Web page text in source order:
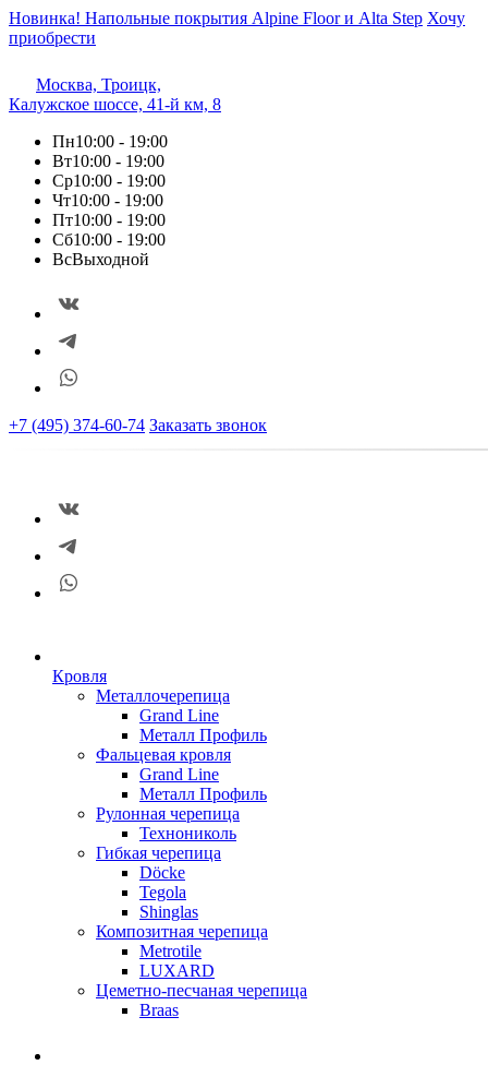
Новинка! Напольные покрытия Alpine Floor и Alta Step Хочу
приобрести
Москва, Троицк,
Калужское шоссе, 41-й км, 8
Пн10:00 - 19:00
Вт10:00 - 19:00
Ср10:00 - 19:00
Чт10:00 - 19:00
Пт10:00 - 19:00
Сб10:00 - 19:00
ВсВыходной
+7 (495) 374-60-74 Заказать звонок
Кровля
Металлочерепица
Grand Line
Металл Профиль
Фальцевая кровля
Grand Line
Металл Профиль
Рулонная черепица
Технониколь
Гибкая черепица
Döсkе
Tegola
Shinglas
Композитная черепица
Metrotile
LUXARD
Цеметно-песчаная черепица
Braas